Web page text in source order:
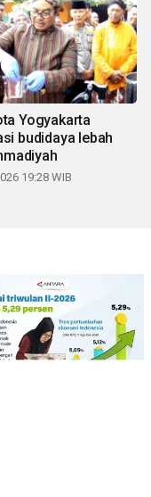
Yogyakarta
budidaya lebah
19:28 WIB